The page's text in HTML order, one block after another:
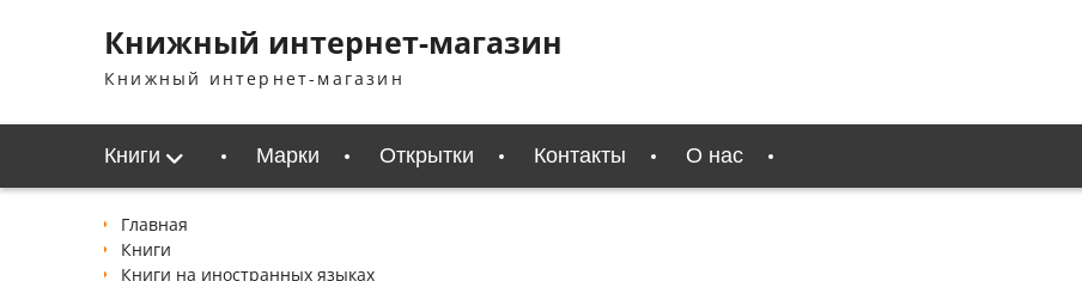
содержимомуКнижный интернет-магазин
Книжный интернет-магазин
Книги Марки Открытки Контакты О нас
Главная
Книги
Книги на иностранных языках